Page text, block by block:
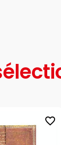
favorite_border